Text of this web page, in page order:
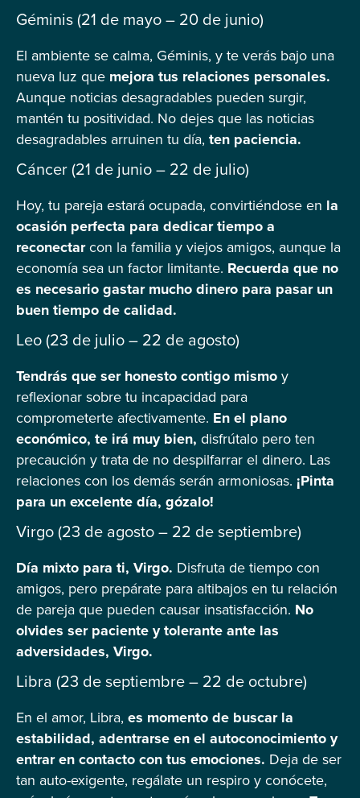
Géminis (21 de mayo – 20 de junio)
El ambiente se calma, Géminis, y te verás bajo una
nueva luz que mejora tus relaciones personales.
Aunque noticias desagradables pueden surgir,
mantén tu positividad. No dejes que las noticias
desagradables arruinen tu día, ten paciencia.
Cáncer (21 de junio – 22 de julio)
Hoy, tu pareja estará ocupada, convirtiéndose en la
ocasión perfecta para dedicar tiempo a
reconectarcon la familia y viejos amigos, aunque la
economía sea un factor limitante. Recuerda que no
es necesario gastar mucho dinero para pasar un
buen tiempo de calidad.
Leo (23 de julio – 22 de agosto)
Tendrás que ser honesto contigo mismo y
reflexionar sobre tu incapacidad para
comprometerte afectivamente. En el plano
económico, te irá muy bien, disfrútalo pero ten
precaución y trata de no despilfarrar el dinero. Las
relaciones con los demás serán armoniosas. ¡Pinta
para un excelente día, gózalo!
Virgo (23 de agosto – 22 de septiembre)
Día mixto para ti, Virgo. Disfruta de tiempo con
amigos, pero prepárate para altibajos en tu relación
de pareja que pueden causar insatisfacción. No
olvides ser paciente y tolerante ante las
adversidades, Virgo.
Libra (23 de septiembre – 22 de octubre)
En el amor, Libra, es momento de buscar la
estabilidad, adentrarse en el autoconocimiento y
entrar en contacto con tus emociones. Deja de ser
tan auto-exigente, regálate un respiro y conócete,